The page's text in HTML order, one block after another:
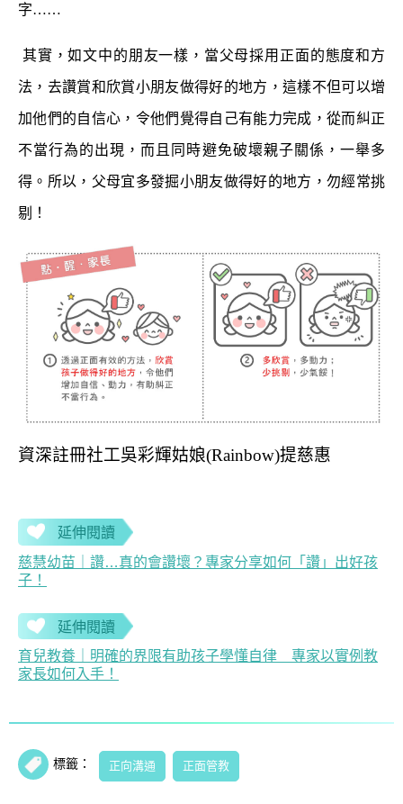
字……
其實，如文中的朋友一樣，當父母採用正面的態度和方
法，去讚賞和欣賞小朋友做得好的地方，這樣不但可以增
加他們的自信心，令他們覺得自己有能力完成，從而糾正
不當行為的出現，而且同時避免破壞親子關係，一舉多
得。所以，父母宜多發掘小朋友做得好的地方，勿經常挑
剔！
資深註冊社工吳彩輝姑娘(Rainbow)提慈惠
延伸閱讀
慈慧幼苗｜讚…真的會讚壞？專家分享如何「讚」出好孩
子！
延伸閱讀
育兒教養｜明確的界限有助孩子學懂自律 專家以實例教
家長如何入手！
標籤： 正向溝通 正面管教